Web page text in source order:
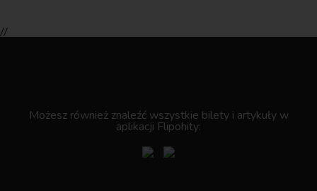
//
Możesz również znaleźć wszystkie bilety i artykuły w
aplikacji Flipohity: